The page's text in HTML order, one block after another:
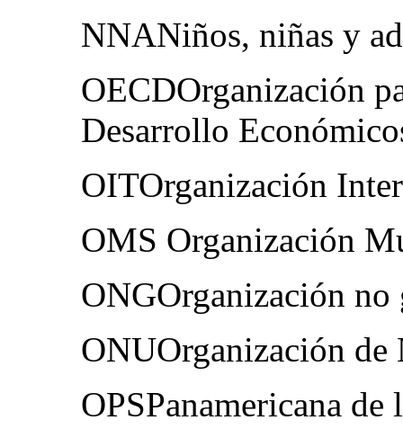
NNANiños, niñas y
OECDOrganización
Desarrollo
OITOrganización
OMS Organización
ONGOrganización no
ONUOrganización de
OPSPanamericana de